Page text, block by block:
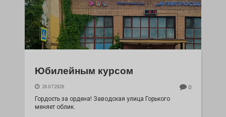
Юбилейным курсом
26.07.2026 0
Гордость за ордена! Заводская улица Горького
меняет облик.